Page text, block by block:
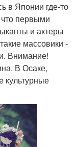
в Японии где-то
первыми
и актеры
массовики -
Внимание!
В Осаке,
культурные